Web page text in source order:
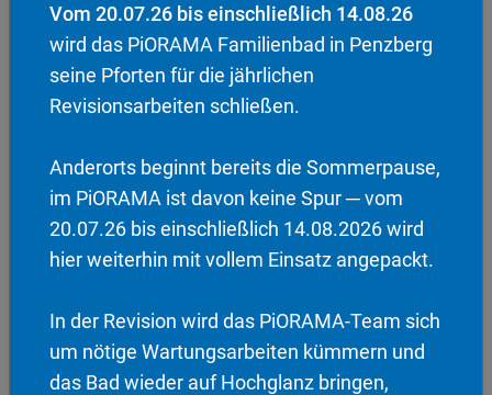
Schluss mit der Parkplatzjagd — dein
eigener Stellplatz wartet im PiORAMA
Parkhaus auf dich!
Zum Antrag für einen Dauerstellplatz,
Den ausgefüllten Antrag senden Sie bitte an
piorama@stadtwerke-penzberg.de
Anleitung: Ticketloses Parken für
Mieter
Vom 20.07.26 bis einschließlich 14.08.26
wird das PiORAMA Familienbad in Penzberg
seine Pforten für die jährlichen
Revisionsarbeiten schließen.
Anderorts beginnt bereits die Sommerpause,
im PiORAMA ist davon keine Spur ─ vom
20.07.26 bis einschließlich 14.08.2026 wird
hier weiterhin mit vollem Einsatz angepackt.
In der Revision wird das PiORAMA-Team sich
um nötige Wartungsarbeiten kümmern und
das Bad wieder auf Hochglanz bringen,